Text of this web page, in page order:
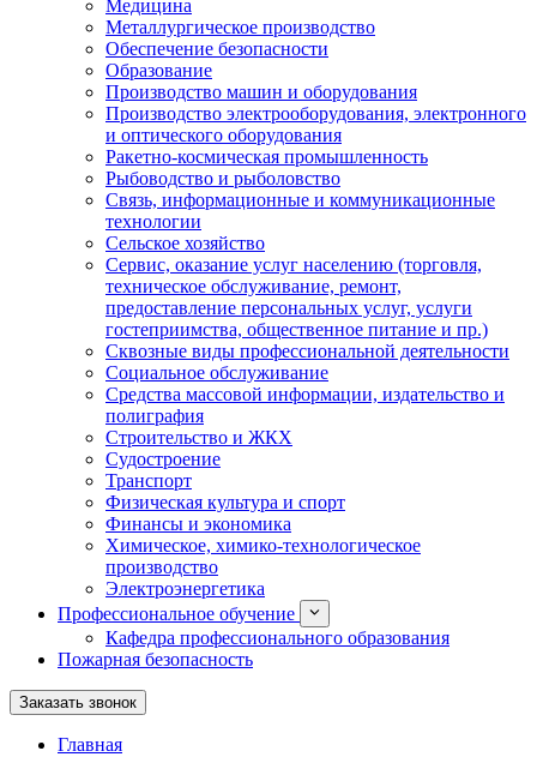
Медицина
Металлургическое производство
Обеспечение безопасности
Образование
Производство машин и оборудования
Производство электрооборудования, электронного
и оптического оборудования
Ракетно-космическая промышленность
Рыбоводство и рыболовство
Связь, информационные и коммуникационные
технологии
Сельское хозяйство
Сервис, оказание услуг населению (торговля,
техническое обслуживание, ремонт,
предоставление персональных услуг, услуги
гостеприимства, общественное питание и пр.)
Сквозные виды профессиональной деятельности
Социальное обслуживание
Средства массовой информации, издательство и
полиграфия
Строительство и ЖКХ
Судостроение
Транспорт
Физическая культура и спорт
Финансы и экономика
Химическое, химико-технологическое
производство
Электроэнергетика
Профессиональное обучение
Кафедра профессионального образования
Пожарная безопасность
Заказать звонок
Главная